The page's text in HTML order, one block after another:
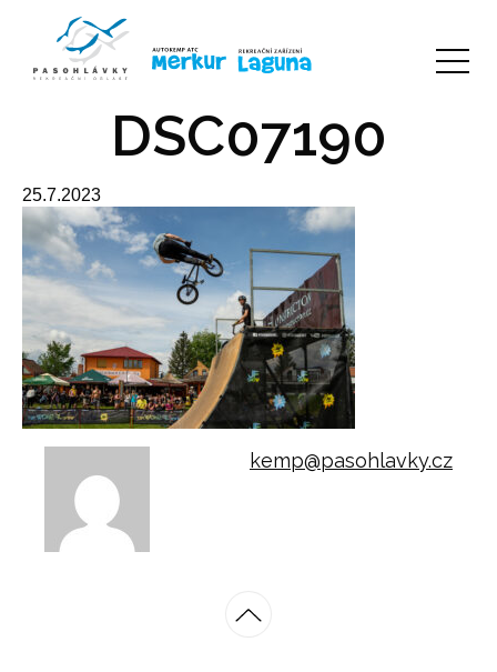
DSC07190
25.7.2023
kemp@pasohlavky.cz